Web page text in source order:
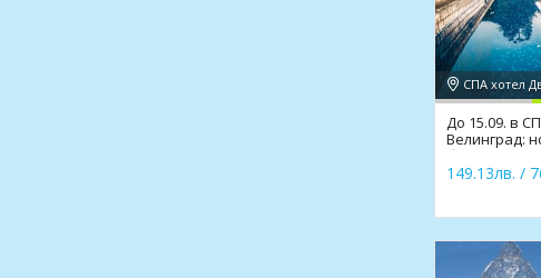
До 15.09. в
Велинград:
басейни,
149.13лв. /